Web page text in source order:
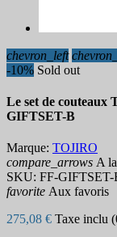
chevron_left
-10% Sold out
Le set de couteaux
GIFTSET-B
Marque: TOJIRO
compare_arrows A
SKU: FF-GIFTSET-
favorite Aux favoris
275,08 € Taxe inclu